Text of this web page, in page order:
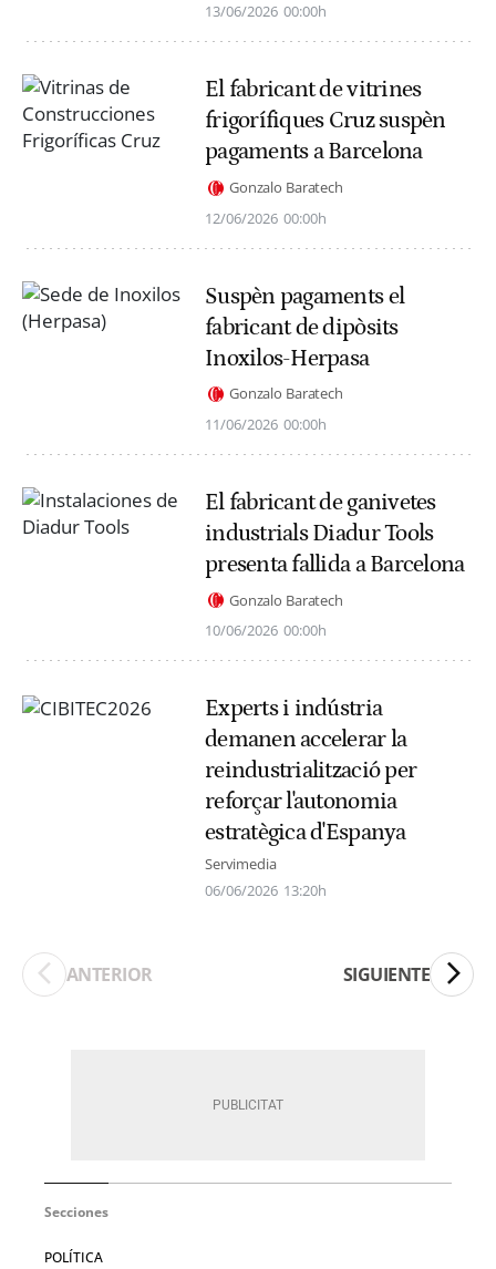
13/06/2026 00:00h
El fabricant de vitrines
frigorífiques Cruz suspèn
pagaments a Barcelona
Gonzalo Baratech
12/06/2026 00:00h
Suspèn pagaments el
fabricant de dipòsits
Inoxilos-Herpasa
Gonzalo Baratech
11/06/2026 00:00h
El fabricant de ganivetes
industrials Diadur Tools
presenta fallida a Barcelona
Gonzalo Baratech
10/06/2026 00:00h
Experts i indústria
demanen accelerar la
reindustrialització per
reforçar l'autonomia
estratègica d'Espanya
Servimedia
06/06/2026 13:20h
ANTERIOR SIGUIENTE
Secciones
POLÍTICA